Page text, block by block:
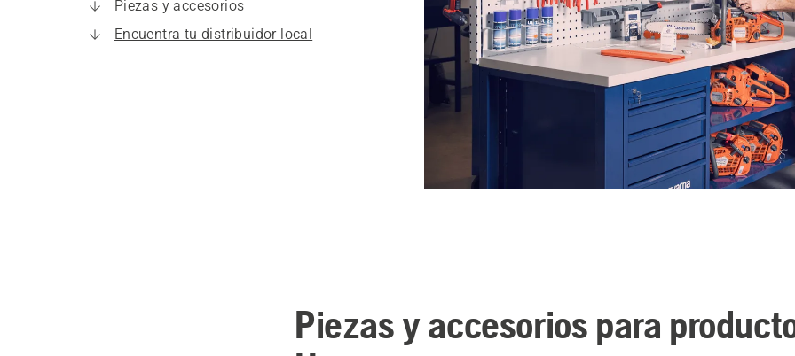
Piezas y accesorios
Encuentra tu distribuidor local
Piezas y accesorios para